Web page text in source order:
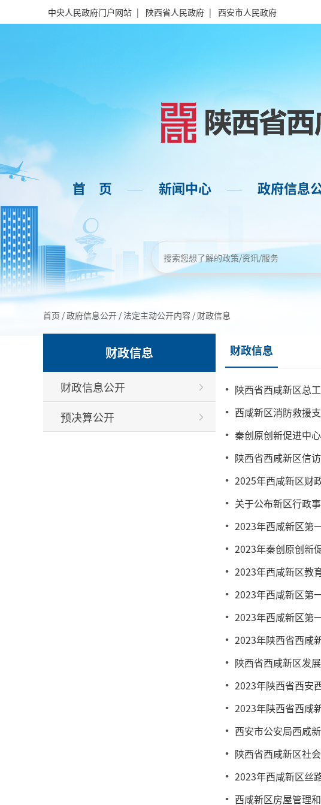
中央人民政府门户网站 | 陕西省人民政府 | 西安市人民政府
首 页 —— 新闻中心 —— 政府信息
首页 /政府信息公开 / 法定主动公开内容 / 财政信息
财政信息
财政信息公开
预决算公开
财政信息
陕西省西咸新区总
西咸新区消防救援
秦创原创新促进中
陕西省西咸新区信
2025年西咸新区财
关于公布新区行政
2023年西咸新区第
2023年秦创原创新
2023年西咸新区教
2023年西咸新区第
2023年西咸新区第
2023年陕西省西咸
陕西省西咸新区发
2023年陕西省西安
2023年陕西省西咸
西安市公安局西咸
陕西省西咸新区社
2023年西咸新区丝
西咸新区房屋管理